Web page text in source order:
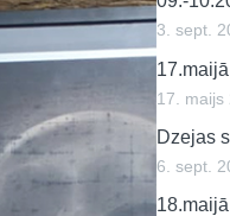
3. sept.
17. maijs
Dzejas
6. sept.